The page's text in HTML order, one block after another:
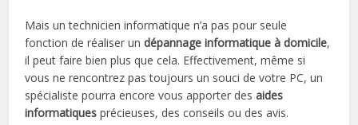
Mais un technicien informatique n’a pas pour seule
fonction de réaliser undépannage informatique à domicile,
il peut faire bien plus que cela. Effectivement, même si
vous ne rencontrez pas toujours un souci de votre PC, un
spécialiste pourra encore vous apporter desaides
informatiquesprécieuses, des conseils ou des avis.